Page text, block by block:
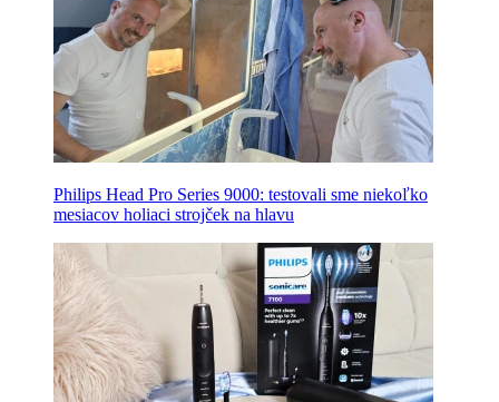
Philips Head Pro Series 9000: testovali sme niekoľko
mesiacov holiaci strojček na hlavu